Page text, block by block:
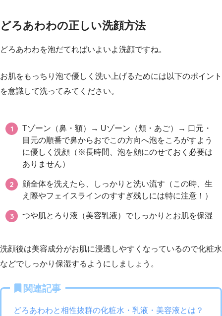
どろあわわの正しい洗顔方法
どろあわわを泡だてればいよいよ洗顔ですね。
お肌をもっちり泡で優しく洗い上げるためには以下のポイント
を意識して洗ってみてください。
Tゾーン（鼻・額）→ Uゾーン（頬・あご）→ 口元・
目元の順番で鼻からおでこの方向へ泡をころがすよう
に優しく洗顔（※長時間、泡を顔にのせておく必要は
ありません）
顔全体を洗えたら、しっかりと洗い流す（この時、生
え際やフェイスラインのすすぎ残しには特に注意！）
つや肌とろり液（美容乳液）でしっかりとお肌を保湿
洗顔後は美容成分がお肌に浸透しやすくなっているので化粧水
などでしっかり保湿するようにしましょう。
関連記事
どろあわわと相性抜群の化粧水・乳液・美容液とは？